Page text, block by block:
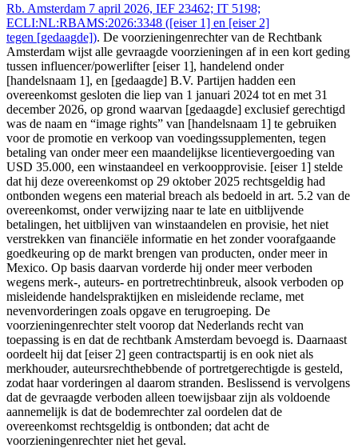
Rb. Amsterdam 7 april 2026, IEF 23462; IT 5198;
ECLI:NL:RBAMS:2026:3348 ([eiser 1] en [eiser 2]
tegen [gedaagde]). De voorzieningenrechter van de Rechtbank
Amsterdam wijst alle gevraagde voorzieningen af in een kort geding
tussen influencer/powerlifter [eiser 1], handelend onder
[handelsnaam 1], en [gedaagde] B.V. Partijen hadden een
overeenkomst gesloten die liep van 1 januari 2024 tot en met 31
december 2026, op grond waarvan [gedaagde] exclusief gerechtigd
was de naam en “image rights” van [handelsnaam 1] te gebruiken
voor de promotie en verkoop van voedingssupplementen, tegen
betaling van onder meer een maandelijkse licentievergoeding van
USD 35.000, een winstaandeel en verkoopprovisie. [eiser 1] stelde
dat hij deze overeenkomst op 29 oktober 2025 rechtsgeldig had
ontbonden wegens een material breach als bedoeld in art. 5.2 van de
overeenkomst, onder verwijzing naar te late en uitblijvende
betalingen, het uitblijven van winstaandelen en provisie, het niet
verstrekken van financiële informatie en het zonder voorafgaande
goedkeuring op de markt brengen van producten, onder meer in
Mexico. Op basis daarvan vorderde hij onder meer verboden
wegens merk-, auteurs- en portretrechtinbreuk, alsook verboden op
misleidende handelspraktijken en misleidende reclame, met
nevenvorderingen zoals opgave en terugroeping. De
voorzieningenrechter stelt voorop dat Nederlands recht van
toepassing is en dat de rechtbank Amsterdam bevoegd is. Daarnaast
oordeelt hij dat [eiser 2] geen contractspartij is en ook niet als
merkhouder, auteursrechthebbende of portretgerechtigde is gesteld,
zodat haar vorderingen al daarom stranden. Beslissend is vervolgens
dat de gevraagde verboden alleen toewijsbaar zijn als voldoende
aannemelijk is dat de bodemrechter zal oordelen dat de
overeenkomst rechtsgeldig is ontbonden; dat acht de
voorzieningenrechter niet het geval.